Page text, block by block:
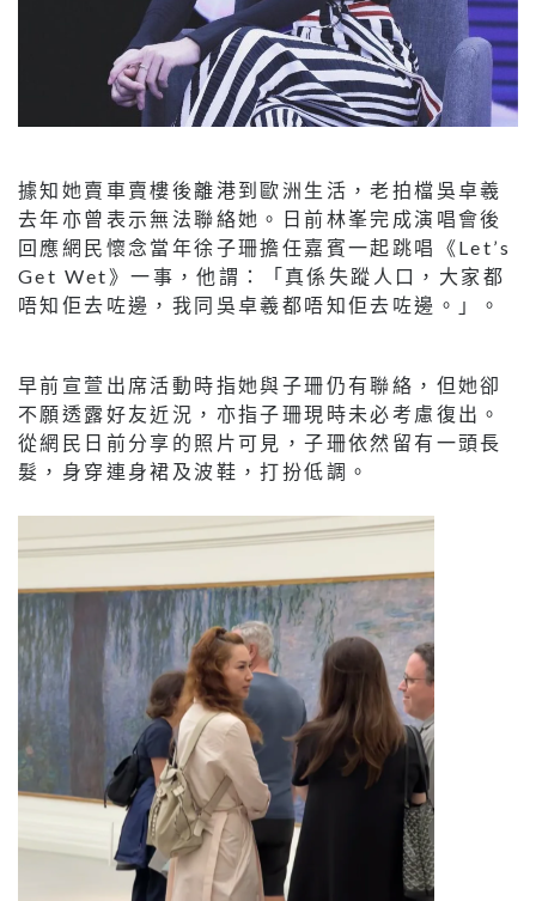
據知她賣車賣樓後離港到歐洲生活，老拍檔吳卓羲
去年亦曾表示無法聯絡她。日前林峯完成演唱會後
回應網民懷念當年徐子珊擔任嘉賓一起跳唱《Let’s
Get Wet》一事，他謂：「真係失蹤人口，大家都
唔知佢去咗邊，我同吳卓羲都唔知佢去咗邊。」。
早前宣萱出席活動時指她與子珊仍有聯絡，但她卻
不願透露好友近況，亦指子珊現時未必考慮復出。
從網民日前分享的照片可見，子珊依然留有一頭長
髮，身穿連身裙及波鞋，打扮低調。